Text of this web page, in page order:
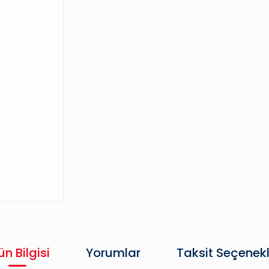
Bilgisi Yorumlar Taksit